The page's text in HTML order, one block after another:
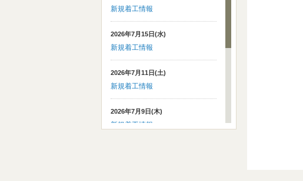
新規着工情報
2026年7月15日(水)
新規着工情報
2026年7月11日(土)
新規着工情報
2026年7月9日(木)
新規着工情報